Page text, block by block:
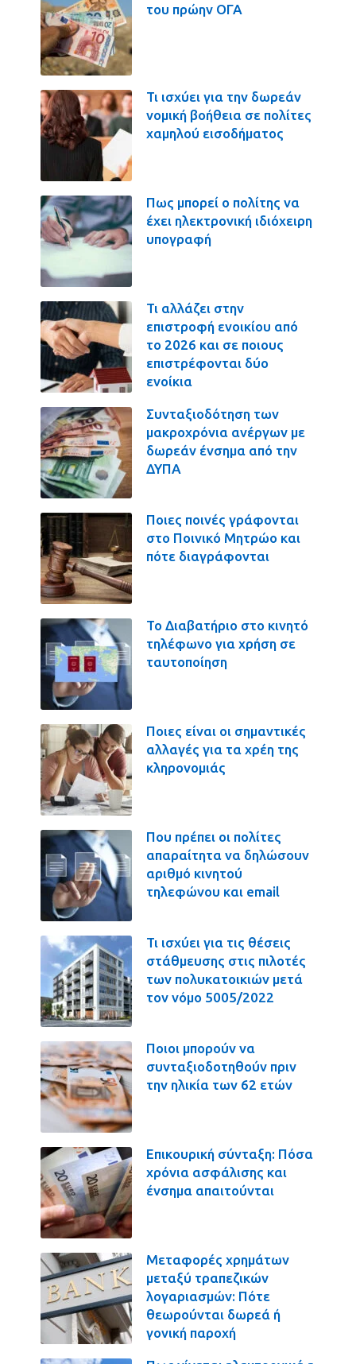
του πρώην ΟΓΑ
Τι ισχύει για την δωρεάν
νομική βοήθεια σε πολίτες
χαμηλού εισοδήματος
Πως μπορεί ο πολίτης να
έχει ηλεκτρονική ιδιόχειρη
υπογραφή
Τι αλλάζει στην
επιστροφή ενοικίου από
το 2026 και σε ποιους
επιστρέφονται δύο
ενοίκια
Συνταξιοδότηση των
μακροχρόνια ανέργων με
δωρεάν ένσημα από την
ΔΥΠΑ
Ποιες ποινές γράφονται
στο Ποινικό Μητρώο και
πότε διαγράφονται
Το Διαβατήριο στο κινητό
τηλέφωνο για χρήση σε
ταυτοποίηση
Ποιες είναι οι σημαντικές
αλλαγές για τα χρέη της
κληρονομιάς
Που πρέπει οι πολίτες
απαραίτητα να δηλώσουν
αριθμό κινητού
τηλεφώνου και email
Τι ισχύει για τις θέσεις
στάθμευσης στις πιλοτές
των πολυκατοικιών μετά
τον νόμο 5005/2022
Ποιοι μπορούν να
συνταξιοδοτηθούν πριν
την ηλικία των 62 ετών
Επικουρική σύνταξη: Πόσα
χρόνια ασφάλισης και
ένσημα απαιτούνται
Μεταφορές χρημάτων
μεταξύ τραπεζικών
λογαριασμών: Πότε
θεωρούνται δωρεά ή
γονική παροχή